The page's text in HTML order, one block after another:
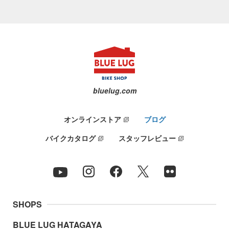
bluelug.com
オンラインストア
ブログ
バイクカタログ
スタッフレビュー
SHOPS
BLUE LUG HATAGAYA